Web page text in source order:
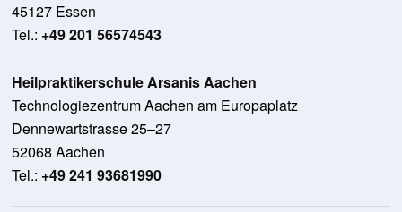
45127 Essen
Tel.: +49 201 56574543
Heilpraktikerschule Arsanis Aachen
Technologiezentrum Aachen am Europaplatz
Dennewartstrasse 25–27
52068 Aachen
Tel.: +49 241 93681990